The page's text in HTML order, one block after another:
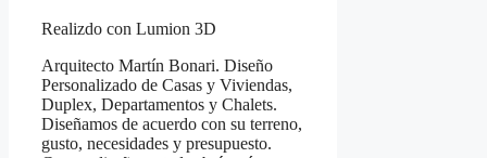
Realizdo con Lumion 3D
Arquitecto Martín Bonari. Diseño
Personalizado de Casas y Viviendas,
Duplex, Departamentos y Chalets.
Diseñamos de acuerdo con su terreno,
gusto, necesidades y presupuesto.